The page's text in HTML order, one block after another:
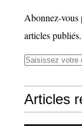
Abonnez-vous
articles publiés.
Articles